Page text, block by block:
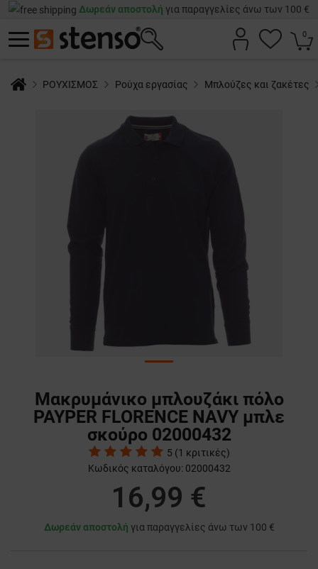
Δωρεάν αποστολή για παραγγελίες άνω των 100 €
0
ΡΟΥΧΙΣΜΟΣ Ρούχα εργασίας Μπλούζες και ζακέτες
Μακρυμάνικο μπλουζάκι πόλο
PAYPER FLORENCE NAVY μπλε
σκούρο 02000432
5 (1 κριτικές)
Κωδικός καταλόγου: 02000432
16,99 €
Δωρεάν αποστολή για παραγγελίες άνω των 100 €